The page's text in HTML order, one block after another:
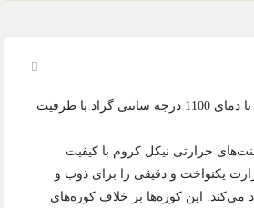
کوره المنتی با قابلیت کار تا دمای 1100 درجه سانتی گراد با ظرفیت
حرارتی نیکل کروم با کیفیت
یکنواخت و دقیقی را برای ذوب و
می‌کند. این کوره‌ها بر خلاف کوره‌های